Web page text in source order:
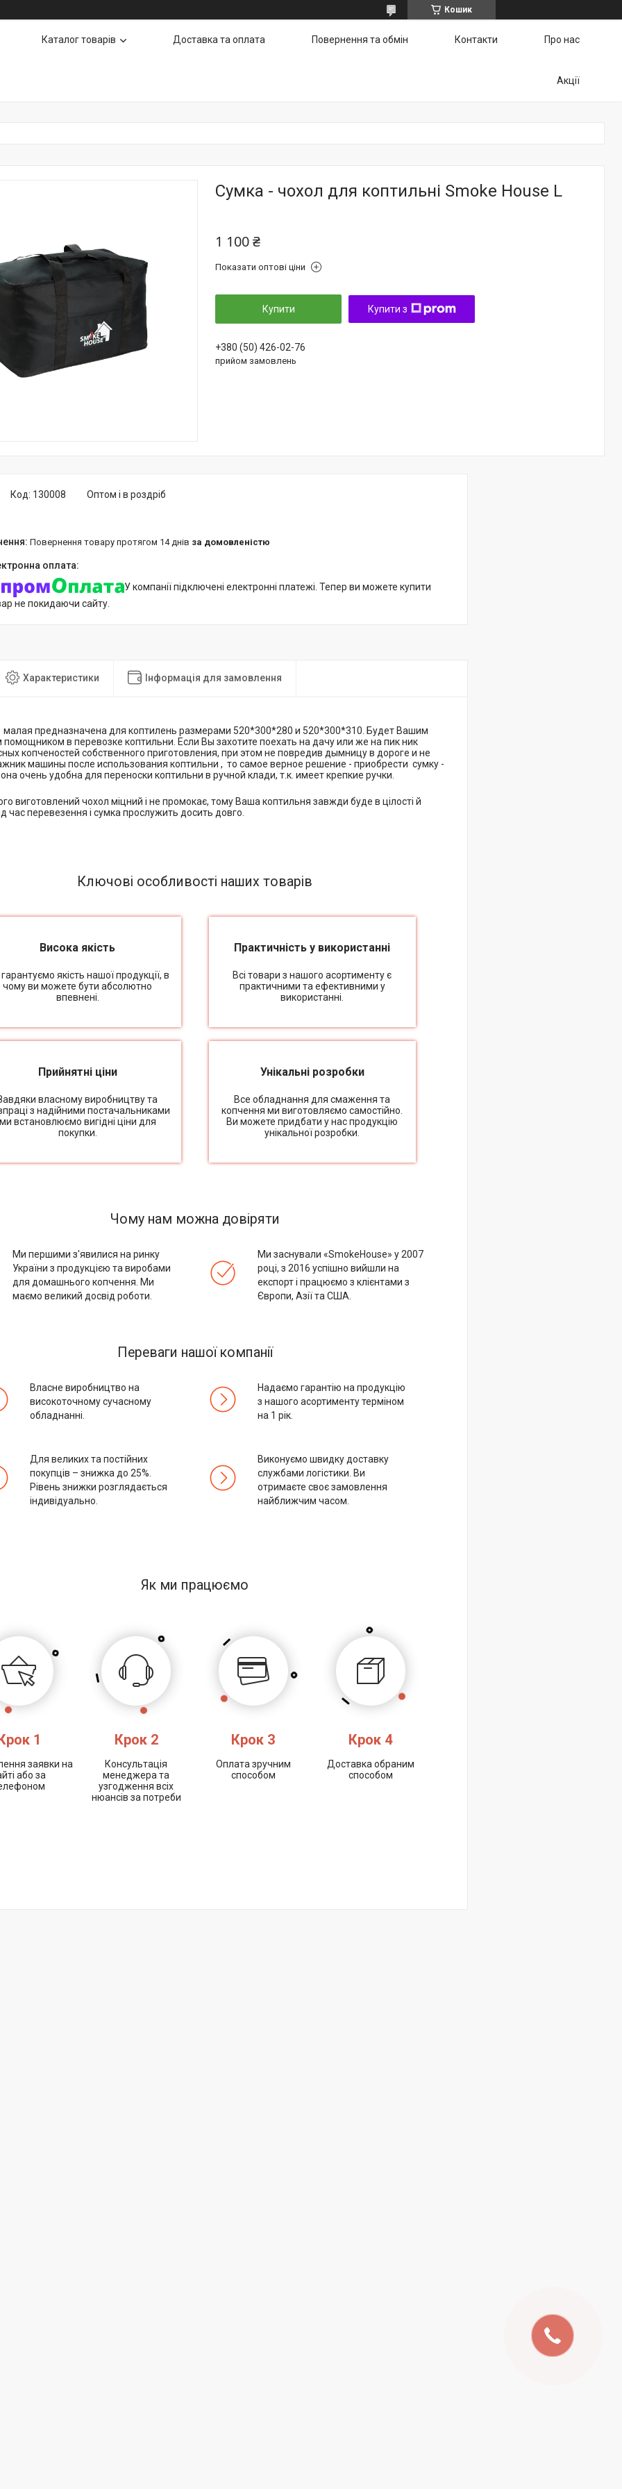
Кошик
Каталог товарів Доставка та оплата Повернення та обмін Контакти Про нас
Акції
Сумка - чохол для коптильні Smoke House L
1 100 ₴
Показати оптові ціни
Купити Купити з
+380 (50) 426-02-76
прийом замовлень
Оптом і в роздріб
Код: 130008
повернення товару протягом 14 днів за домовленістю
У компанії підключені електронні платежі. Тепер ви можете купити
не покидаючи сайту.
Характеристики Інформація для замовлення
малая предназначена для коптилень размерами 520*300*280 и 520*300*310. Будет Вашим
в перевозке коптильни. Если Вы захотите поехать на дачу или же на пик ник
копченостей собственного приготовления, при этом не повредив дымницу в дороге и не
машины после использования коптильни , то самое верное решение - приобрести сумку -
очень удобна для переноски коптильни в ручной клади, т.к. имеет крепкие ручки.
виготовлений чохол міцний і не промокає, тому Ваша коптильня завжди буде в цілості й
час перевезення і сумка прослужить досить довго.
Ключові особливості наших товарів
Висока якість
якість нашої продукції, в
чому ви можете бути абсолютно
впевнені.
Практичність у використанні
Всі товари з нашого асортименту є
практичними та ефективними у
використанні.
Прийнятні ціни
власному виробництву та
з надійними постачальниками
ми встановлюємо вигідні ціни для
покупки.
Унікальні розробки
Все обладнання для смаження та
копчення ми виготовляємо самостійно.
Ви можете придбати у нас продукцію
унікальної розробки.
Чому нам можна довіряти
Ми першими з'явилися на ринку
України з продукцією та виробами
для домашнього копчення. Ми
маємо великий досвід роботи.
Ми заснували «SmokeHouse» у 2007
році, з 2016 успішно вийшли на
експорт і працюємо з клієнтами з
Європи, Азії та США.
Переваги нашої компанії
Власне виробництво на
високоточному сучасному
обладнанні.
Надаємо гарантію на продукцію
з нашого асортименту терміном
на 1 рік.
Для великих та постійних
покупців – знижка до 25%.
Рівень знижки розглядається
індивідуально.
Виконуємо швидку доставку
службами логістики. Ви
отримаєте своє замовлення
найближчим часом.
Як ми працюємо
1
заявки на
або за
Крок 2
Консультація
менеджера та
узгодження всіх
нюансів за потреби
Крок 3
Оплата зручним
способом
Крок 4
Доставка обраним
способом